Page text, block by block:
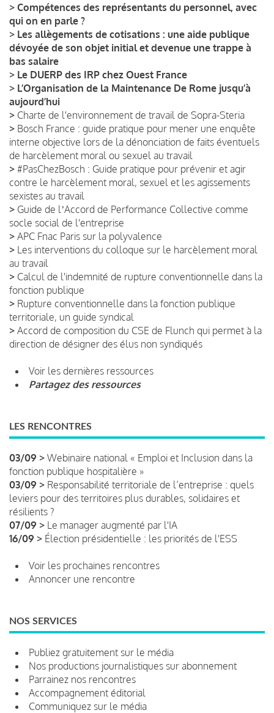
> Compétences des représentants du personnel, avec
qui on en parle ?
> Les allègements de cotisations : une aide publique
dévoyée de son objet initial et devenue une trappe à
bas salaire
> Le DUERP des IRP chez Ouest France
> L’Organisation de la Maintenance De Rome jusqu’à
aujourd’hui
> Charte de l'environnement de travail de Sopra-Steria
> Bosch France : guide pratique pour mener une enquête
interne objective lors de la dénonciation de faits éventuels
de harcèlement moral ou sexuel au travail
> #PasChezBosch : Guide pratique pour prévenir et agir
contre le harcèlement moral, sexuel et les agissements
sexistes au travail
> Guide de lʼAccord de Performance Collective comme
socle social de l'entreprise
> APC Fnac Paris sur la polyvalence
> Les interventions du colloque sur le harcèlement moral
au travail
> Calcul de l'indemnité de rupture conventionnelle dans la
fonction publique
> Rupture conventionnelle dans la fonction publique
territoriale, un guide syndical
> Accord de composition du CSE de Flunch qui permet à la
direction de désigner des élus non syndiqués
Voir les dernières ressources
Partagez des ressources
LES RENCONTRES
03/09 > Webinaire national « Emploi et Inclusion dans la
fonction publique hospitalière »
03/09 > Responsabilité territoriale de l’entreprise : quels
leviers pour des territoires plus durables, solidaires et
résilients ?
07/09 > Le manager augmenté par l'IA
16/09 > Élection présidentielle : les priorités de l'ESS
Voir les prochaines rencontres
Annoncer une rencontre
NOS SERVICES
Publiez gratuitement sur le média
Nos productions journalistiques sur abonnement
Parrainez nos rencontres
Accompagnement éditorial
Communiquez sur le média